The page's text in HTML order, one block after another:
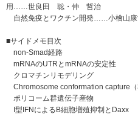
用……世良田 聡・仲 哲治
自然免疫とワクチン開発……小檜山
■サイドメモ目次
non-Smad経路
mRNAのUTRとmRNAの安定性
クロマチンリモデリング
Chromosome conformation capture（
ポリコーム群遺伝子産物
I型IFNによるB細胞増殖抑制とDaxx